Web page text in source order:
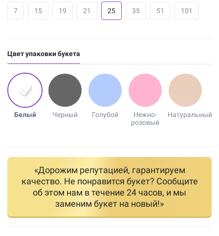
7 15 19 21 25 35 51 101
Цвет упаковки букета
Белый Черный Голубой
Нежно-
розовый
Натуральный
«Дорожим репутацией, гарантируем
качество. Не понравится букет? Сообщите
об этом нам в течение 24 часов, и мы
заменим букет на новый!»